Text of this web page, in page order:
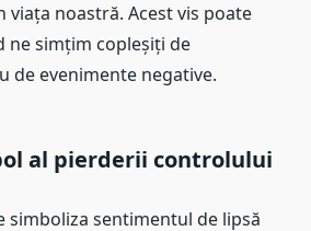
viața noastră. Acest vis poate
ne simțim copleșiți de
de evenimente negative.
al pierderii controlului
simboliza sentimentul de lipsă